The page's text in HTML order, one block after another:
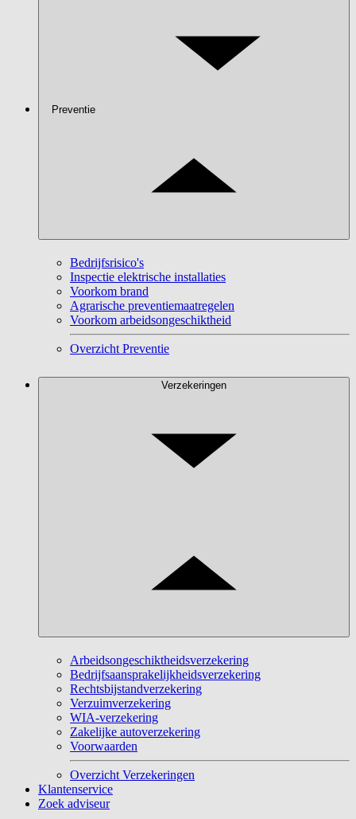
Preventie
Bedrijfsrisico's
Inspectie elektrische installaties
Voorkom brand
Agrarische preventiemaatregelen
Voorkom arbeidsongeschiktheid
Overzicht Preventie
Verzekeringen
Arbeidsongeschiktheidsverzekering
Bedrijfsaansprakelijkheidsverzekering
Rechtsbijstandverzekering
Verzuimverzekering
WIA-verzekering
Zakelijke autoverzekering
Voorwaarden
Overzicht Verzekeringen
Klantenservice
Zoek adviseur